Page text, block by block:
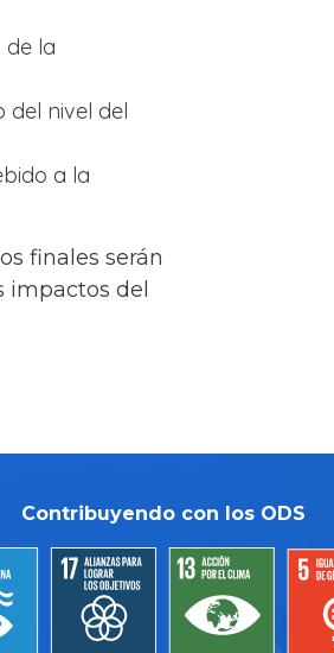
de la
del nivel del
a la
finales serán
del
Contribuyendo con los ODS